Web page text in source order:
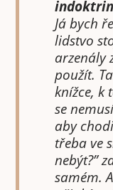
Já bych
lidstvo
arzenály
použít.
knížce, k
se
aby
třeba ve
nebýt?”
samém.